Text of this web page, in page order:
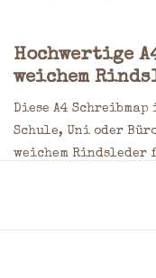
Hochwertige
weichem
Diese A4
Schule, Uni oder
weichem Rindsleder